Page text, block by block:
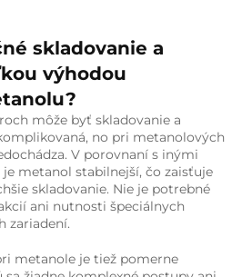
skladovanie a
výhodou
môže byť skladovanie a
no pri metanolových
V porovnaní s inými
metanol stabilnejší, čo zaisťuje
skladovanie. Nie je potrebné
ani nutnosti špeciálnych
zariadení.
metanole je tiež pomerne